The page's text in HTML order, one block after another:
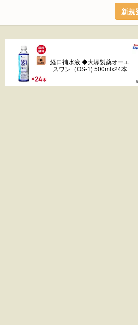
新規
経口補水液 ◆大塚製薬オーエ
スワン（OS-1) 500mlx24本